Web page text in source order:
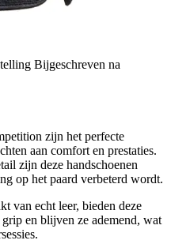
Bijgeschreven na
zijn het perfecte
aan comfort en prestaties.
zijn deze handschoenen
op het paard verbeterd wordt.
van echt leer, bieden deze
en blijven ze ademend, wat